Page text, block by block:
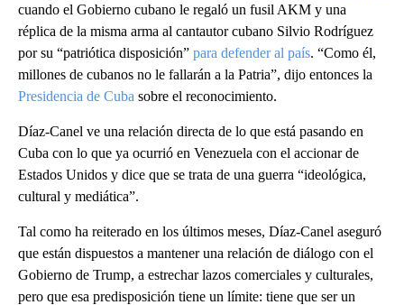
cuando el Gobierno cubano le regaló un fusil AKM y una
réplica de la misma arma al cantautor cubano Silvio Rodríguez
por su “patriótica disposición” para defender al país. “Como él,
millones de cubanos no le fallarán a la Patria”, dijo entonces la
Presidencia de Cuba sobre el reconocimiento.
Díaz-Canel ve una relación directa de lo que está pasando en
Cuba con lo que ya ocurrió en Venezuela con el accionar de
Estados Unidos y dice que se trata de una guerra “ideológica,
cultural y mediática”.
Tal como ha reiterado en los últimos meses, Díaz-Canel aseguró
que están dispuestos a mantener una relación de diálogo con el
Gobierno de Trump, a estrechar lazos comerciales y culturales,
pero que esa predisposición tiene un límite: tiene que ser un